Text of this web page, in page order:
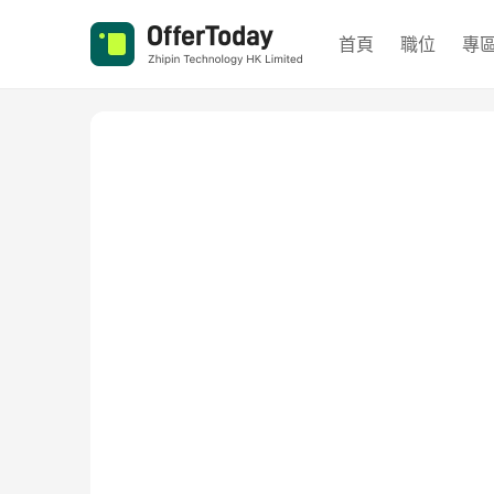
首頁 職位 專